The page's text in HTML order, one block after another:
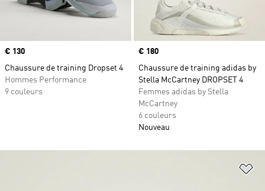
Prix
€ 130
Chaussure de training Dropset 4
Hommes Performance
9 couleurs
Prix
€ 180
Chaussure de training adidas by
Stella McCartney DROPSET 4
Femmes adidas by Stella
McCartney
6 couleurs
Nouveau